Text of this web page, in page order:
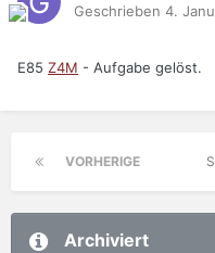
Geschrieben 4.
E85 Z4M - Aufgabe gelöst.
VORHERIGE
Archiviert